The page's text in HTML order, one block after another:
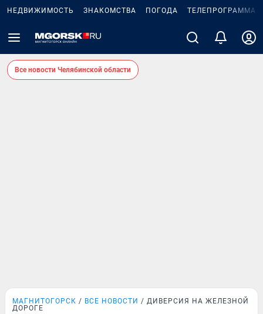
НЕДВИЖИМОСТЬ ЗНАКОМСТВА ПОГОДА ТЕЛЕПРОГРАММА
Все новости Челябинской области
МАГНИТОГОРСК ВСЕ НОВОСТИ
ДИВЕРСИЯ НА ЖЕЛЕЗНОЙ
ДОРОГЕ